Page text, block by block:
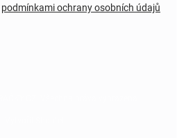
podmínkami ochrany osobních údajů